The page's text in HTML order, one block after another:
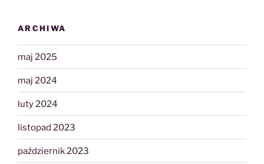
ARCHIWA
maj 2025
maj 2024
luty 2024
listopad 2023
październik 2023